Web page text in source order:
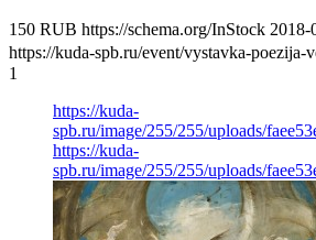
150 RUB https://schema.org/InStock 2018-
https://kuda-spb.ru/event/vystavka-poezija-
1
https://kuda-
spb.ru/image/255/255/uploads/
https://kuda-
spb.ru/image/255/255/uploads/